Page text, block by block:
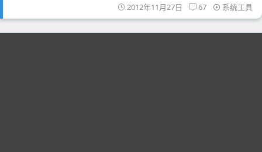
2012年11月27日 67 系统工具